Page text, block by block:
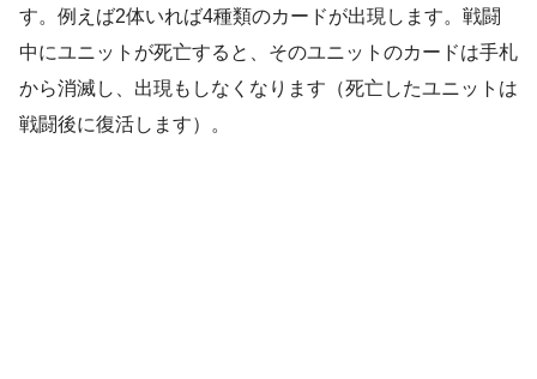
す。例えば2体いれば4種類のカードが出現します。戦闘
中にユニットが死亡すると、そのユニットのカードは手札
から消滅し、出現もしなくなります（死亡したユニットは
戦闘後に復活します）。